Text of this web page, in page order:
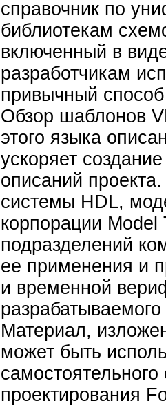
справочник по
библиотекам
включенный в
разработчикам
привычный
Обзор шаблонов
этого языка
ускоряет
описаний
системы HDL,
корпорации Model
подразделений
ее применения и
и временной
разрабатываемого
Материал,
может быть
проектирования